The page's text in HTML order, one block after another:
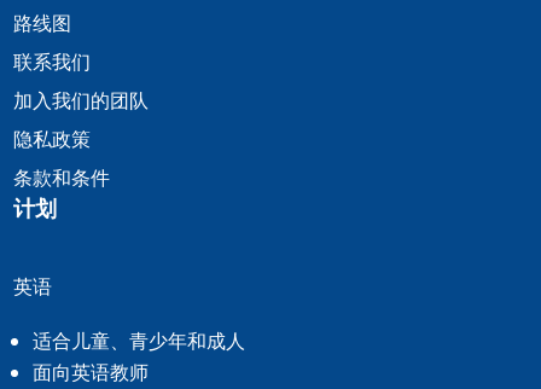
路线图
联系我们
加入我们的团队
隐私政策
条款和条件
计划
英语
适合儿童、青少年和成人
面向英语教师